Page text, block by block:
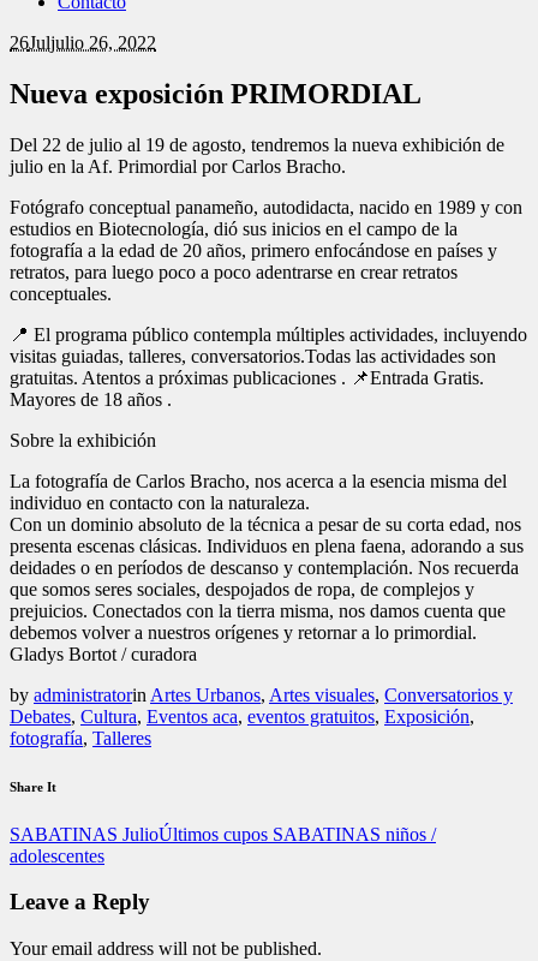
26Juljulio 26, 2022
Nueva exposición PRIMORDIAL
Del 22 de julio al 19 de agosto, tendremos la nueva exhibición de
julio en la Af. Primordial por Carlos Bracho.
Fotógrafo conceptual panameño, autodidacta, nacido en 1989 y con
estudios en Biotecnología, dió sus inicios en el campo de la
fotografía a la edad de 20 años, primero enfocándose en países y
retratos, para luego poco a poco adentrarse en crear retratos
conceptuales.
📍 El programa público contempla múltiples actividades, incluyendo
visitas guiadas, talleres, conversatorios.Todas las actividades son
gratuitas. Atentos a próximas publicaciones . 📌Entrada Gratis.
Mayores de 18 años .
Sobre la exhibición
La fotografía de Carlos Bracho, nos acerca a la esencia misma del
individuo en contacto con la naturaleza.
Con un dominio absoluto de la técnica a pesar de su corta edad, nos
presenta escenas clásicas. Individuos en plena faena, adorando a sus
deidades o en períodos de descanso y contemplación. Nos recuerda
que somos seres sociales, despojados de ropa, de complejos y
prejuicios. Conectados con la tierra misma, nos damos cuenta que
debemos volver a nuestros orígenes y retornar a lo primordial.
Gladys Bortot / curadora
by administratorin Artes Urbanos, Artes visuales, Conversatorios y
Debates, Cultura, Eventos aca, eventos gratuitos, Exposición,
fotografía, Talleres
Share It
SABATINAS JulioÚltimos cupos SABATINAS niños /
adolescentes
Leave a Reply
Your email address will not be published.